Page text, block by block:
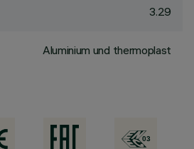
3.29
Aluminium und thermoplast